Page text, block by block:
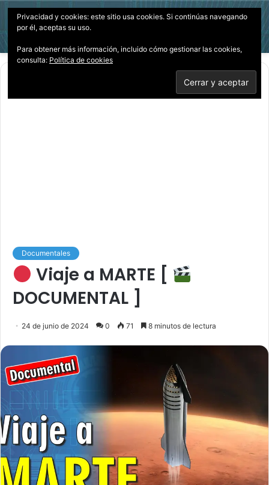
Menú
Documentales
Viaje a MARTE [
DOCUMENTAL ]
24 de junio de 2024 0 71 8 minutos de lectura
Privacidad y cookies: este sitio usa cookies. Si continúas navegando
por él, aceptas su uso.
Para obtener más información, incluido cómo gestionar las cookies,
consulta: Política de cookies